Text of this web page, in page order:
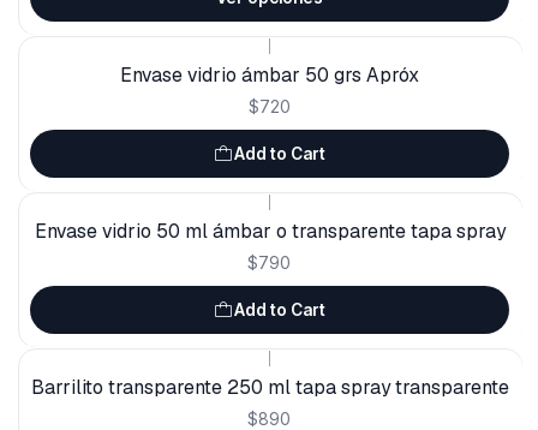
Envase vidrio ámbar 50 grs Apróx
$720
Add to Cart
Envase vidrio 50 ml ámbar o transparente tapa spray
$790
Add to Cart
Barrilito transparente 250 ml tapa spray transparente
$890